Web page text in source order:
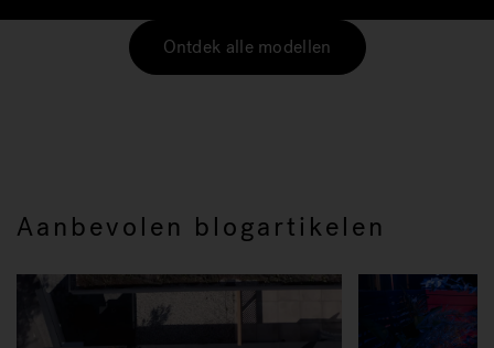
Ontdek alle modellen
Aanbevolen blogartikelen